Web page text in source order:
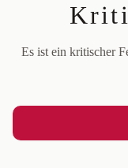
Es ist ein kritischer